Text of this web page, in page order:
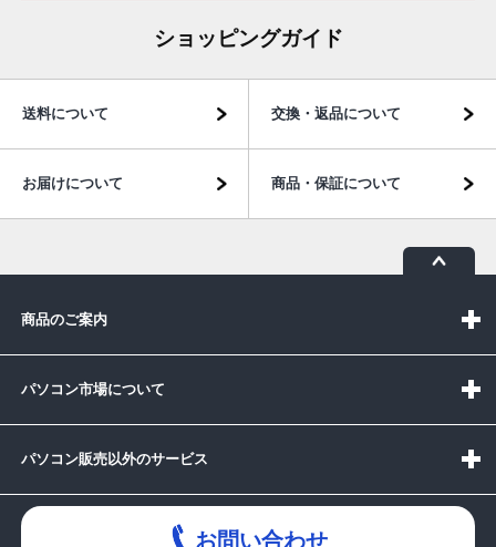
ショッピングガイド
送料について 交換・返品について
お届けについて 商品・保証について
商品のご案内
パソコン市場について
パソコン販売以外のサービス
お問い合わせ